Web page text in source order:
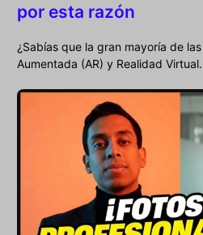
por esta razón
¿Sabías que la gran mayoría de
Aumentada (AR) y Realidad